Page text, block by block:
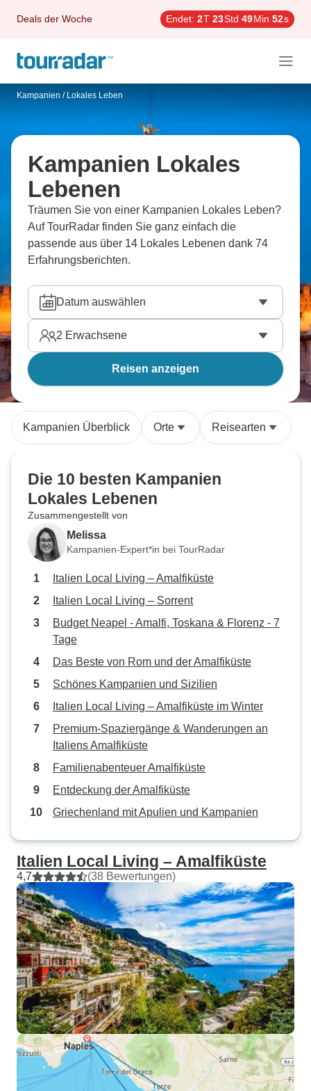
Deals der Woche Endet: 2T 23Std 49Min 51s
Kampanien / Lokales Leben
Kampanien Lokales
Lebenen
Träumen Sie von einer Kampanien Lokales Leben?
Auf TourRadar finden Sie ganz einfach die
passende aus über 14 Lokales Lebenen dank 74
Erfahrungsberichten.
Datum auswählen
2 Erwachsene
Reisen anzeigen
Kampanien Überblick Orte Reisearten
Die 10 besten Kampanien
Lokales Lebenen
Zusammengestellt von
Melissa
Kampanien-Expert*in bei TourRadar
Italien Local Living – Amalfiküste
Italien Local Living – Sorrent
Budget Neapel - Amalfi, Toskana & Florenz - 7
Tage
Das Beste von Rom und der Amalfiküste
Schönes Kampanien und Sizilien
Italien Local Living – Amalfiküste im Winter
Premium-Spaziergänge & Wanderungen an
Italiens Amalfiküste
Familienabenteuer Amalfiküste
Entdeckung der Amalfiküste
Griechenland mit Apulien und Kampanien
Italien Local Living – Amalfiküste
4,7 (38 Bewertungen)